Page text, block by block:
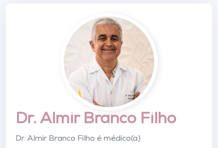
Dr. Almir Branco Filho
Dr. Almir Branco Filho é médico(a)